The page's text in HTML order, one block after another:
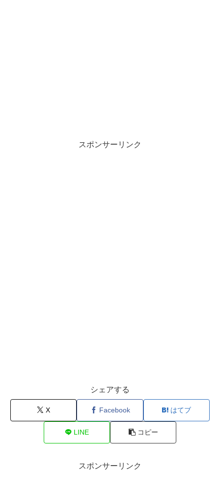
スポンサーリンク
シェアする
X Facebook はてブ
LINE コピー
スポンサーリンク